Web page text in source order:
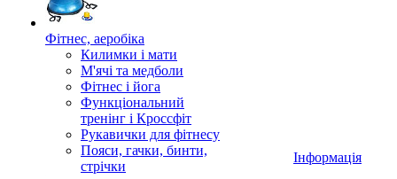
Фітнес, аеробіка
Килимки і мати
М'ячі та медболи
Фітнес і йога
Функціональний
тренінг і Кроссфіт
Рукавички для фітнесу
Пояси, гачки, бинти,
стрічки
Інформація